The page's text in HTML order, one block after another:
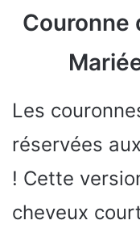
Couronne
Les
réservées
! Cette
cheveux